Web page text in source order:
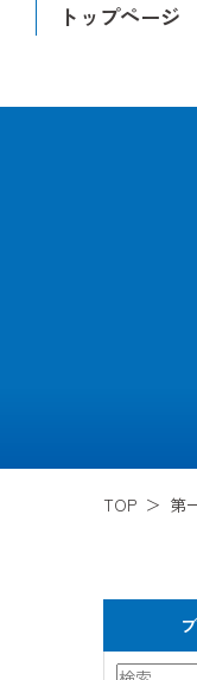
トップページ
TOP 第